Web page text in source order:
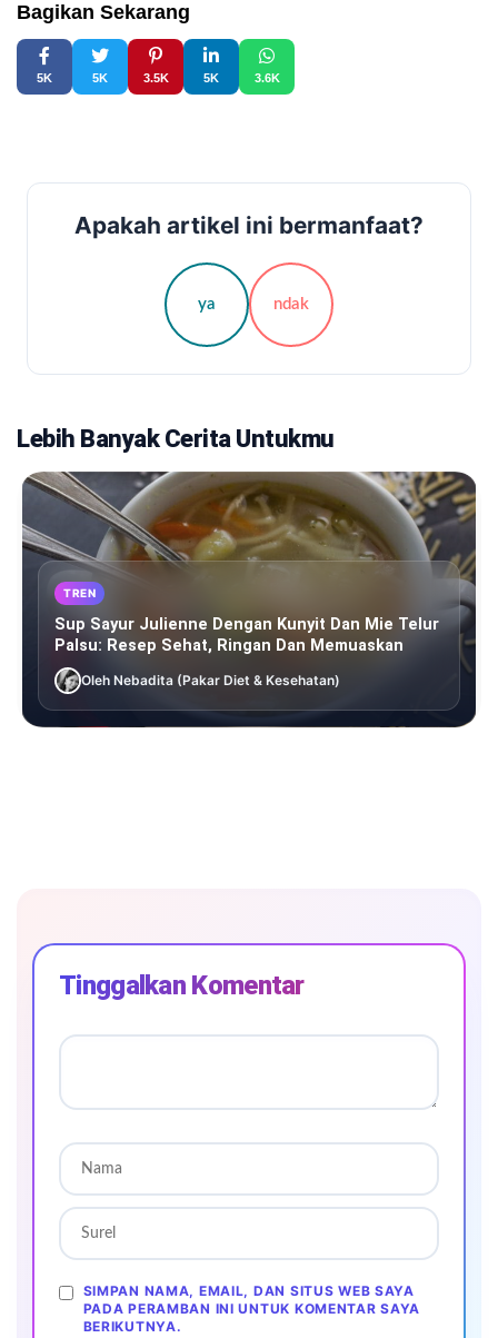
Bagikan Sekarang
5K 5K 3.5K 5K 3.6K
Apakah artikel ini bermanfaat?
ya ndak
Lebih Banyak Cerita Untukmu
TREN
Sup Sayur Julienne Dengan Kunyit Dan Mie Telur
Palsu: Resep Sehat, Ringan Dan Memuaskan
Oleh Nebadita (Pakar Diet & Kesehatan)
Tinggalkan Komentar
SIMPAN NAMA, EMAIL, DAN SITUS WEB SAYA
PADA PERAMBAN INI UNTUK KOMENTAR SAYA
BERIKUTNYA.